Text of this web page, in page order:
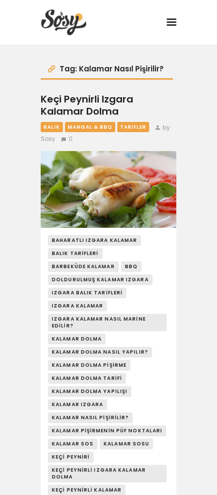
TARİFLER
MANGAL
YANCI
DRINK
BBQ 101
YAŞAM
SOSY’LE!
Tag: Kalamar Nasıl Pişirilir?
Keçi Peynirli Izgara
Kalamar Dolma
BALIK MANGAL & BBQ TARIFLER
by
Sosy
0
BAHARATLI IZGARA KALAMAR
BALIK TARIFLERI
BARBEKÜDE KALAMAR
BBQ
DOLDURULMUŞ KALAMAR IZGARA
IZGARA BALIK TARIFLERI
IZGARA KALAMAR
IZGARA KALAMAR NASIL MARINE
EDILIR?
KALAMAR DOLMA
KALAMAR DOLMA NASIL YAPILIR?
KALAMAR DOLMA PIŞIRME
KALAMAR DOLMA TARIFI
KALAMAR DOLMA YAPILIŞI
KALAMAR IZGARA
KALAMAR NASIL PIŞIRILIR?
KALAMAR PIŞIRMENIN PÜF NOKTALARI
KALAMAR SOS
KALAMAR SOSU
KEÇI PEYNIRI
KEÇI PEYNIRLI IZGARA KALAMAR
DOLMA
KEÇI PEYNIRLI KALAMAR